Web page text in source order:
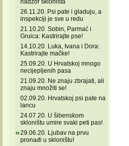
nadzor skloništa
26.11.20. Psi pate i gladuju, a
inspekciji je sve u redu
21.10.20. Sobin, Parmać i
Gruica: Kastrirajte pse!
14.10.20. Luka, Ivana i Dora:
Kastrirajte mačke!
25.09.20. U Hrvatskoj mnogo
necijepljenih pasa
21.09.20. Ne znaju zbrajati, ali
znaju množiti se!
02.09.20. Hrvatskoj psi pate na
lancu
24.07.20. U šibenskom
skloništu umire svaki peti pas!
29.06.20. Ljubav na prvu
pronađi u skloništu!